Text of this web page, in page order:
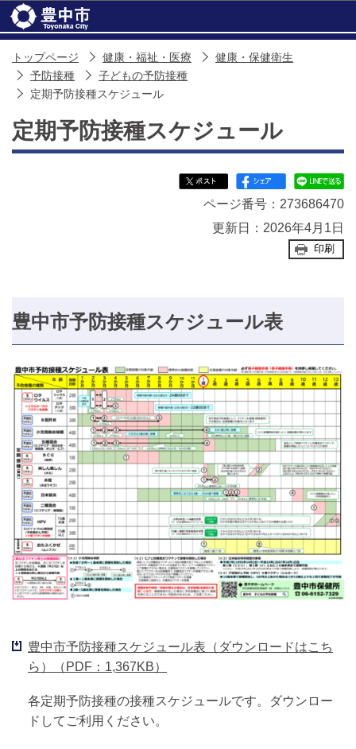
トップページ 健康・福祉・医療
健康・保健衛生
予防接種
子どもの予防接種
定期予防接種スケジュール
定期予防接種スケジュール
ページ番号：273686470
更新日：2026年4月1日
印刷
豊中市予防接種スケジュール表
豊中市予防接種スケジュール表（ダウンロードはこち
ら）（PDF：1,367KB）
各定期予防接種の接種スケジュールです。ダウンロー
ドしてご利用ください。